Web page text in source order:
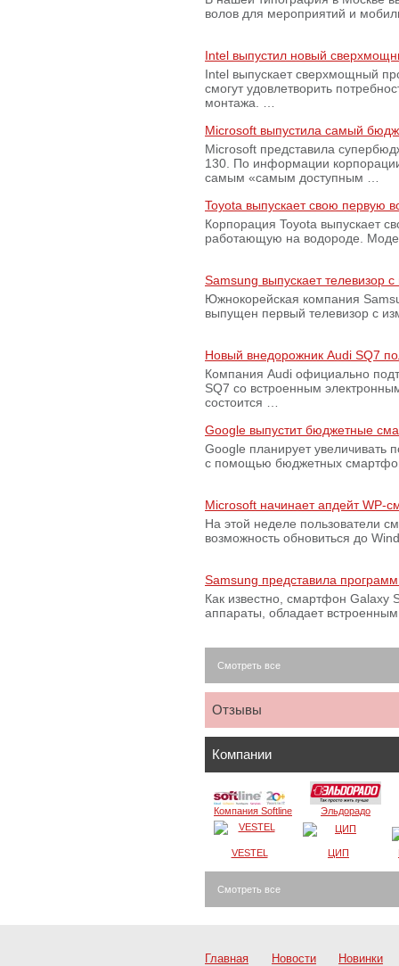
волов для мероприятий и
Intel выпустил новый
Intel выпускает сверхмощный
смогут удовлетворить
монтажа. …
Microsoft выпустила самый
Microsoft представила
130. По информации
самым «самым доступным …
Toyota выпускает свою первую
Корпорация Toyota выпускает
работающую на водороде.
Samsung выпускает телевизор
Южнокорейская компания
выпущен первый телевизор с
Новый внедорожник Audi SQ7
Компания Audi официально
SQ7 со встроенным
состоится …
Google выпустит бюджетные
Google планирует увеличивать
с помощью бюджетных
Microsoft начинает апдейт WP-
На этой неделе пользователи
возможность обновиться до
Samsung представила
Как известно, смартфон Galaxy
аппараты, обладает
Смотреть все
Отзывы
Компании
Компания Softline Эльдорадо
VESTEL ЦИП
Смотреть все
Главная Новости
Новинки